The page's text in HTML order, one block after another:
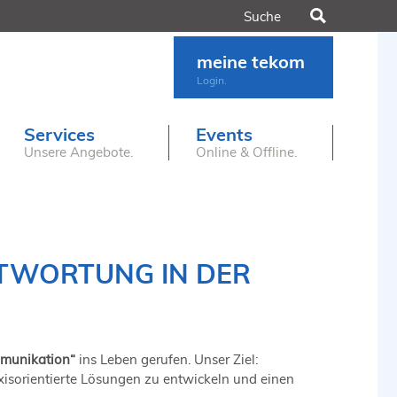
Services
Unsere Angebote.
Events
Online & Offline.
meine tekom
Login.
IN DER
ins Leben gerufen. Unser Ziel:
Lösungen zu entwickeln und einen